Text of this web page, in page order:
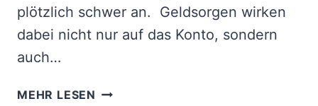
plötzlich schwer an. Geldsorgen wirken
dabei nicht nur auf das Konto, sondern
auch…
MEHR LESEN FÜR